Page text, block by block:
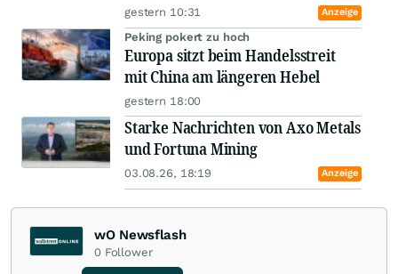
gestern 10:31 Anzeige
Peking pokert zu hoch
Europa sitzt beim Handelsstreit
mit China am längeren Hebel
gestern 18:00
Starke Nachrichten von Axo Metals
und Fortuna Mining
03.08.26, 18:19 Anzeige
wO Newsflash
0 Follower